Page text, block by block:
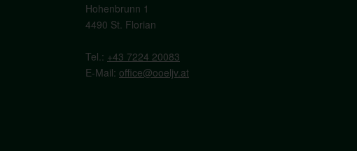
Hohenbrunn 1
4490 St. Florian
Tel.: +43 7224 20083
E-Mail: office@ooeljv.at